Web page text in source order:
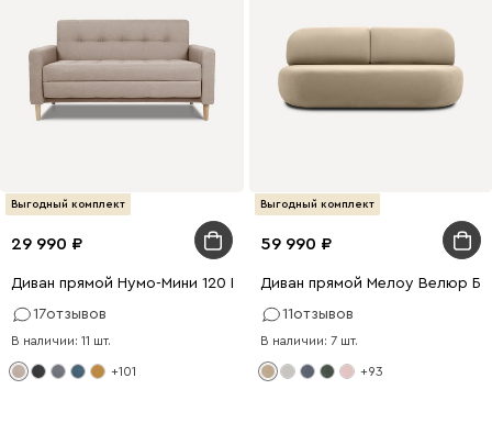
Выгодный комплект
29 990
Диван прямой Нумо-Мини 120 Рогожка Кремовый
17отзывов
В наличии: 11 шт.
+101
Выгодный комплект
59 990
Диван прямой Мелоу Велюр
11отзывов
В наличии: 7 шт.
+93